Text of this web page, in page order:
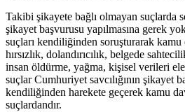
Takibi şikayete bağlı olmayan suçlarda
şikayet başvurusu yapılmasına gerek
suçları kendiliğinden soruşturarak kamu
hırsızlık, dolandırıcılık, belgede
insan öldürme, yağma, kişisel verileri
suçlar Cumhuriyet savcılığının şikayet
kendiliğinden harekete geçerek kamu
suçlardandır.